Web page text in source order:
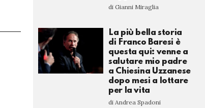
di Gianni Miraglia
La più bella storia
di Franco Baresi è
questa qui: venne a
salutare mio padre
a Chiesina Uzzanese
dopo mesi a lottare
per la vita
di Andrea Spadoni